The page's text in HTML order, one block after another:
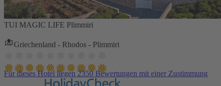
TUI MAGIC LIFE Plimmiri
Griechenland - Rhodos - Plimmiri
Für dieses Hotel liegen 2350 Bewertungen mit einer Zustimmung